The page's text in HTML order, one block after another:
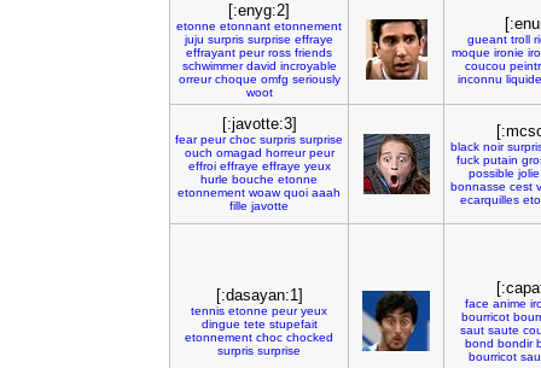
[:enyg:2]
etonne etonnant etonnement
juju surpris surprise effraye
effrayant peur ross friends
schwimmer david incroyable
orreur choque omfg seriously
woot
gueant troll
moque ironie
coucou
inconnu liquide
[:javotte:3]
fear peur choc surpris surprise
ouch omagad horreur peur
effroi effraye effraye yeux
hurle bouche etonne
etonnement woaw quoi aaah
fille javotte
black noir
fuck putain
possible jolie
bonnasse cest
ecarquilles
[:dasayan:1]
tennis etonne peur yeux
dingue tete stupefait
etonnement choc chocked
surpris surprise
face anime
bourricot
saut saute
bond bondir
bourricot